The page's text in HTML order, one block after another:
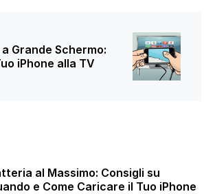
Grande Schermo:
iPhone alla TV
al Massimo: Consigli su
e Come Caricare il Tuo iPhone